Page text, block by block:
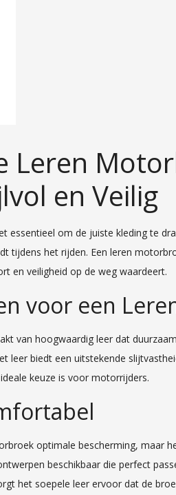
Leren
en Veilig
essentieel om de juiste kleding te
tijdens het rijden. Een leren
en veiligheid op de weg waardeert.
voor een
van hoogwaardig leer dat
leer biedt een uitstekende
keuze is voor motorrijders.
optimale bescherming, maar
beschikbaar die perfect
het soepele leer ervoor dat de